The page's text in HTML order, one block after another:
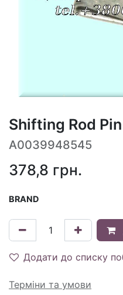
Shifting Rod
A0039948545
378,8 грн.
BRAND
Додати до списку
Терміни та умови